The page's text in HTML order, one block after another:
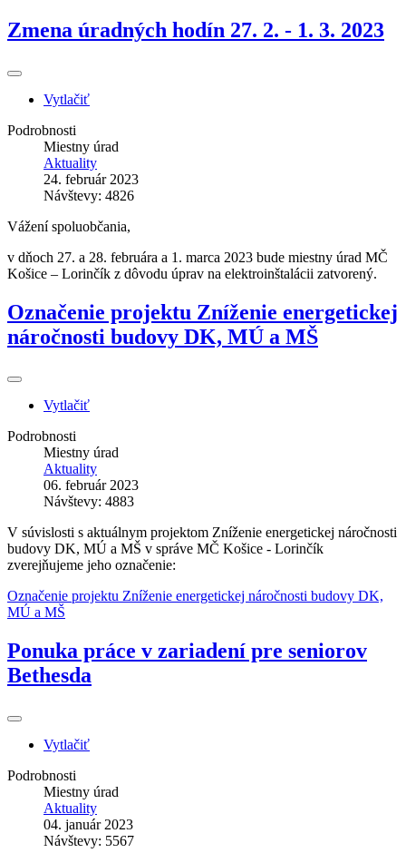
Zmena úradných hodín 27. 2. - 1. 3. 2023
Vytlačiť
Podrobnosti
Miestny úrad
Aktuality
24. február 2023
Návštevy: 4826
Vážení spoluobčania,
v dňoch 27. a 28. februára a 1. marca 2023 bude miestny úrad MČ
Košice – Lorinčík z dôvodu úprav na elektroinštalácii zatvorený.
Označenie projektu Zníženie energetickej
náročnosti budovy DK, MÚ a MŠ
Vytlačiť
Podrobnosti
Miestny úrad
Aktuality
06. február 2023
Návštevy: 4883
V súvislosti s aktuálnym projektom Zníženie energetickej náročnosti
budovy DK, MÚ a MŠ v správe MČ Košice - Lorinčík
zverejňujeme jeho označenie:
Označenie projektu Zníženie energetickej náročnosti budovy DK,
MÚ a MŠ
Ponuka práce v zariadení pre seniorov
Bethesda
Vytlačiť
Podrobnosti
Miestny úrad
Aktuality
04. január 2023
Návštevy: 5567